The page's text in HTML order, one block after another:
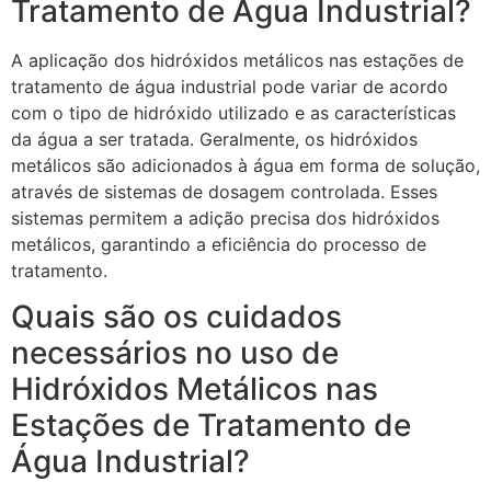
Tratamento de Água Industrial?
A aplicação dos hidróxidos metálicos nas estações de
tratamento de água industrial pode variar de acordo
com o tipo de hidróxido utilizado e as características
da água a ser tratada. Geralmente, os hidróxidos
metálicos são adicionados à água em forma de solução,
através de sistemas de dosagem controlada. Esses
sistemas permitem a adição precisa dos hidróxidos
metálicos, garantindo a eficiência do processo de
tratamento.
Quais são os cuidados
necessários no uso de
Hidróxidos Metálicos nas
Estações de Tratamento de
Água Industrial?